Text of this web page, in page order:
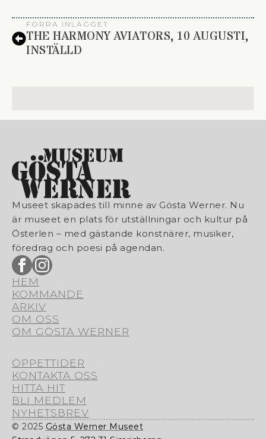
FÖRRA INLÄGGET
THE HARMONY AVIATORS, 10 AUGUSTI,
INSTÄLLD
Museet skapades till minne av Gösta Werner. Nu
är museet en plats för utställningar och kultur på
Österlen – med gästande konstnärer, musiker,
föredrag och poesi på agendan.
HEM
KOMMANDE
ARKIV
OM OSS
OM GÖSTA WERNER
ÖPPETTIDER
KONTAKTA OSS
HITTA HIT
BLI MEDLEM
NYHETSBREV
© 2025 Gösta Werner Museet